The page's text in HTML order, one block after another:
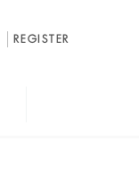
REGISTER